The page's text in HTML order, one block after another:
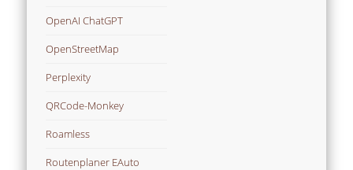
OpenAI ChatGPT
OpenStreetMap
Perplexity
QRCode-Monkey
Roamless
Routenplaner EAuto